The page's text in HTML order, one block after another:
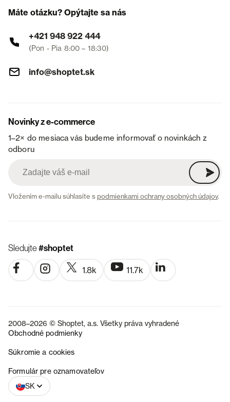
Máte otázku? Opýtajte sa nás
+421 948 922 444
(Pon - Pia 8:00 – 18:30)
info@shoptet.sk
Novinky z e-commerce
1–2× do mesiaca vás budeme informovať o novinkách z
odboru
Vložením e-mailu súhlasíte spodmienkami ochrany osobných údajov.
Sledujte#shoptet
1.8k 11.7k
2008–2026 © Shoptet, a.s. Všetky práva vyhradené
Obchodné podmienky
Súkromie a cookies
Formulár pre oznamovateľov
SK